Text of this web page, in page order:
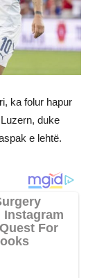
ka folur hapur
duke
e lehtë.